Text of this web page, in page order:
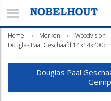
Home › Merken › Woodvision
Douglas Paal Geschaafd
Douglas Paal